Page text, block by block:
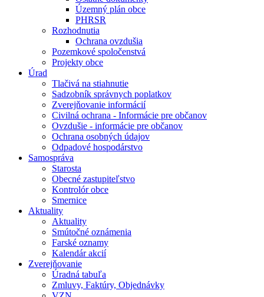
Územný plán obce
PHRSR
Rozhodnutia
Ochrana ovzdušia
Pozemkové spoločenstvá
Projekty obce
Úrad
Tlačivá na stiahnutie
Sadzobník správnych poplatkov
Zverejňovanie informácií
Civilná ochrana - Informácie pre občanov
Ovzdušie - informácie pre občanov
Ochrana osobných údajov
Odpadové hospodárstvo
Samospráva
Starosta
Obecné zastupiteľstvo
Kontrolór obce
Smernice
Aktuality
Aktuality
Smútočné oznámenia
Farské oznamy
Kalendár akcií
Zverejňovanie
Úradná tabuľa
Zmluvy, Faktúry, Objednávky